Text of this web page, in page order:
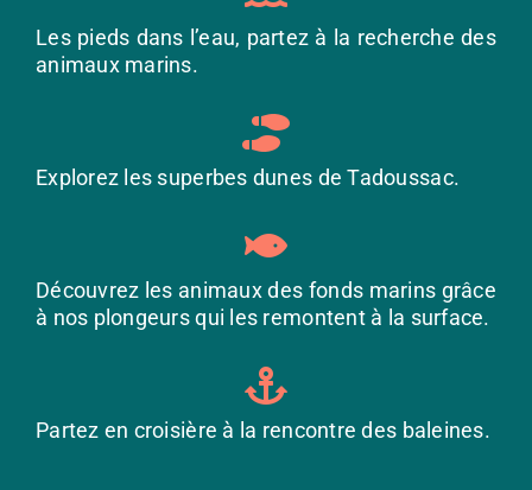
Les pieds dans l’eau, partez à la recherche des
animaux marins.
Explorez les superbes dunes de Tadoussac.
Découvrez les animaux des fonds marins grâce
à nos plongeurs qui les remontent à la surface.
Partez en croisière à la rencontre des baleines.